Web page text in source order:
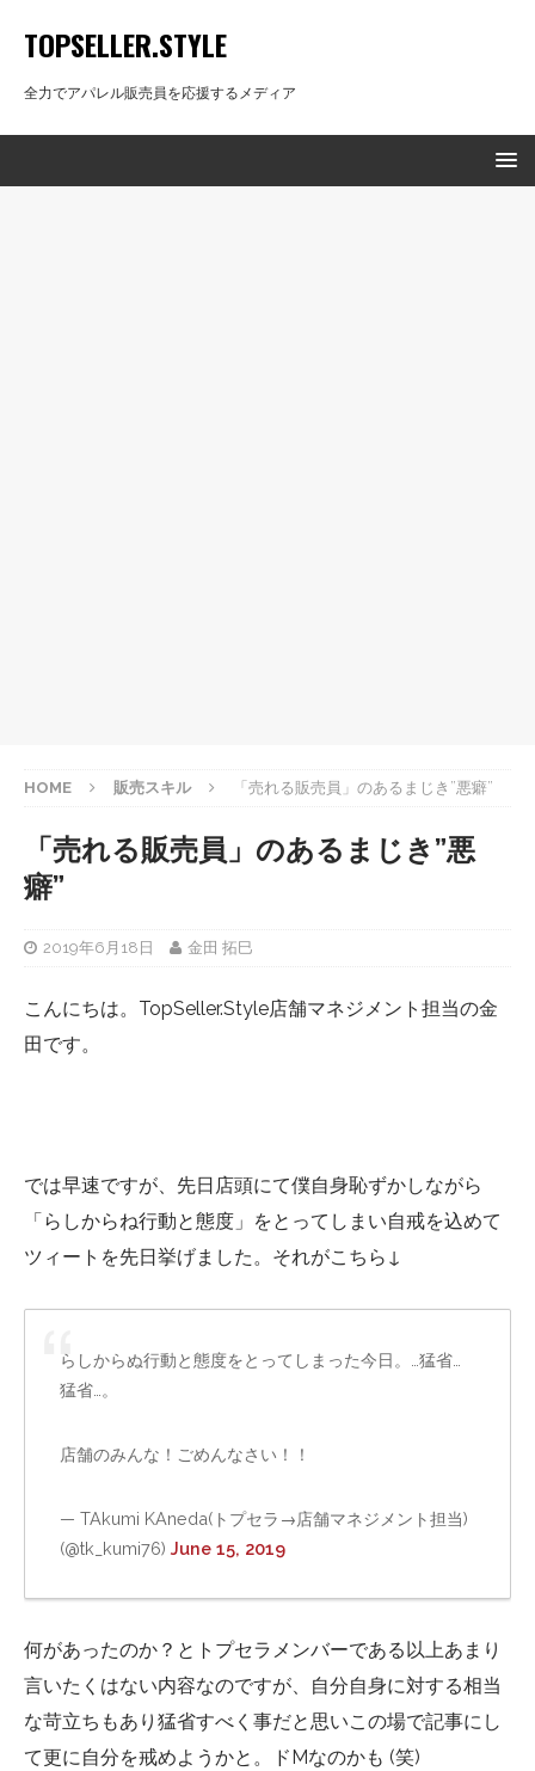
TOPSELLER.STYLE
全力でアパレル販売員を応援するメディア
HOME 販売スキル 「売れる販売員」のあるまじき”悪癖”
「売れる販売員」のあるまじき”悪
癖”
2019年6月18日 金田 拓巳
こんにちは。TopSeller.Style店舗マネジメント担当の金
田です。
では早速ですが、先日店頭にて僕自身恥ずかしながら
「らしからね行動と態度」をとってしまい自戒を込めて
ツィートを先日挙げました。それがこちら↓
らしからぬ行動と態度をとってしまった今日。…猛省…
猛省…。
店舗のみんな！ごめんなさい！！
— TAkumi KAneda(トプセラ→店舗マネジメント担当)
(@tk_kumi76) June 15, 2019
何があったのか？とトプセラメンバーである以上あまり
言いたくはない内容なのですが、自分自身に対する相当
な苛立ちもあり猛省すべく事だと思いこの場で記事にし
て更に自分を戒めようかと。ドMなのかも (笑)